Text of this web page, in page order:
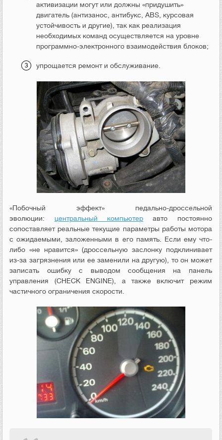
активизации могут или должны «придушить»
двигатель (антизанос, антибукс, ABS, курсовая
устойчивость и другие), так как реализация
необходимых команд осуществляется на уровне
программно-электронного взаимодействия блоков;
упрощается ремонт и обслуживание.
«Побочный эффект» педально-дроссельной
эволюции: центральный компьютер авто постоянно
сопоставляет реальные текущие параметры работы мотора
с ожидаемыми, заложенными в его память. Если ему что-
либо «не нравится» (дроссельную заслонку подклинивает
из-за загрязнения или ее заменили на другую), то он может
записать ошибку с выводом сообщения на панель
управления (CHECK ENGINE), а также включит режим
частичного ограничения скорости.